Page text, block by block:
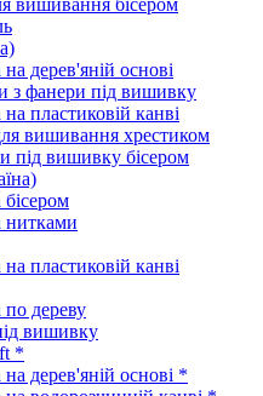
дерев'яній основі
з фанери під вишивку
пластиковій канві
вишивання хрестиком
під вишивку бісером
пластиковій канві
дереву
вишивку
*
дерев'яній основі *